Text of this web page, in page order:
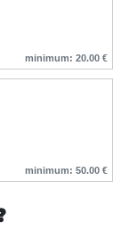
minimum: 20.00 €
minimum: 50.00 €